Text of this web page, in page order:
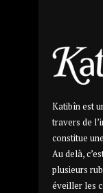
Katibîn est
travers de
constitue
Au delà,
plusieurs
éveiller les